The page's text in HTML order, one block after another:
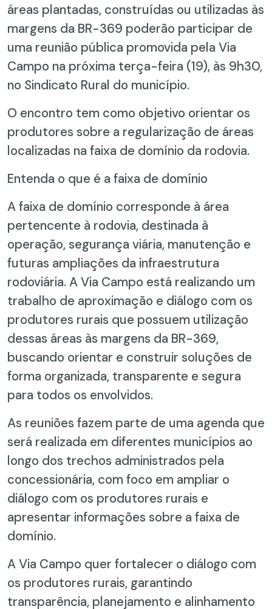
áreas plantadas, construídas ou utilizadas às
margens da BR-369 poderão participar de
uma reunião pública promovida pela Via
Campo na próxima terça-feira (19), às 9h30,
no Sindicato Rural do município.
O encontro tem como objetivo orientar os
produtores sobre a regularização de áreas
localizadas na faixa de domínio da rodovia.
Entenda o que é a faixa de domínio
A faixa de domínio corresponde à área
pertencente à rodovia, destinada à
operação, segurança viária, manutenção e
futuras ampliações da infraestrutura
rodoviária. A Via Campo está realizando um
trabalho de aproximação e diálogo com os
produtores rurais que possuem utilização
dessas áreas às margens da BR-369,
buscando orientar e construir soluções de
forma organizada, transparente e segura
para todos os envolvidos.
As reuniões fazem parte de uma agenda que
será realizada em diferentes municípios ao
longo dos trechos administrados pela
concessionária, com foco em ampliar o
diálogo com os produtores rurais e
apresentar informações sobre a faixa de
domínio.
A Via Campo quer fortalecer o diálogo com
os produtores rurais, garantindo
transparência, planejamento e alinhamento